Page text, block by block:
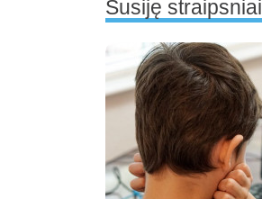
Susiję straipsniai